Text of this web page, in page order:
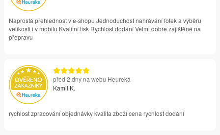
Naprostá přehlednost v e-shopu Jednoduchost nahrávání fotek a výběru
velikosti i v mobilu Kvalitní tisk Rychlost dodání Velmi dobře zajištěné na
přepravu
před 2 dny na webu Heureka
Kamil K.
rychlost zpracování objednávky kvalita zboží cena rychlost dodání